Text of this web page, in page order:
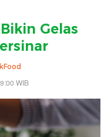
Gelas
WIB